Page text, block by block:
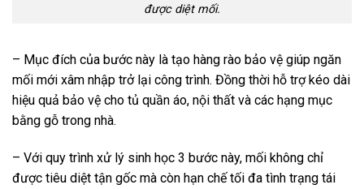
được diệt mối.
– Mục đích của bước này là tạo hàng rào bảo vệ giúp ngăn
mối mới xâm nhập trở lại công trình. Đồng thời hỗ trợ kéo dài
hiệu quả bảo vệ cho tủ quần áo, nội thất và các hạng mục
bằng gỗ trong nhà.
– Với quy trình xử lý sinh học 3 bước này, mối không chỉ
được tiêu diệt tận gốc mà còn hạn chế tối đa tình trạng tái